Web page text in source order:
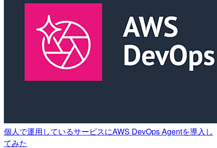
個人で運用しているサービスにAWS DevOps Agentを導入し
てみた